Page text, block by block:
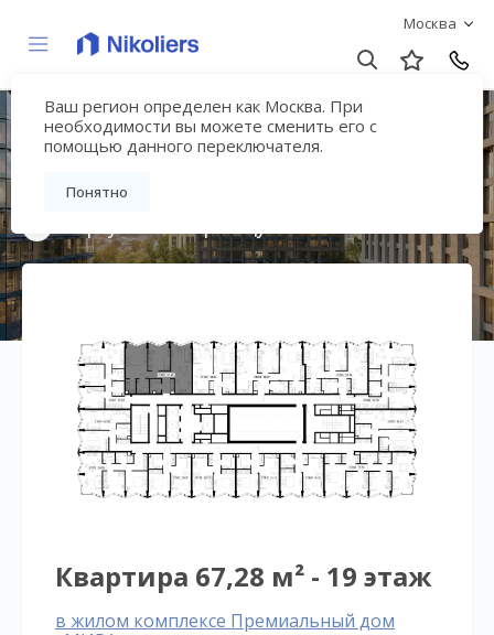
Москва
Ваш регион определен как Москва. При
необходимости вы можете сменить его с
помощью данного переключателя.
Понятно
Премиальный дом
«МИРА»
Квартира 67,28 м² - 19 этаж
в жилом комплексе Премиальный дом